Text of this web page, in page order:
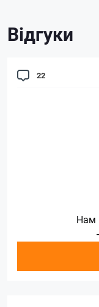
Відгуки
22
Нам